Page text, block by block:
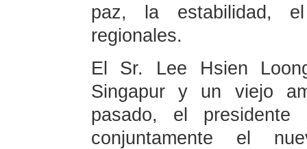
paz, la estabilidad,
regionales.
El Sr. Lee Hsien
Singapur y un viejo
pasado, el
conjuntamente el